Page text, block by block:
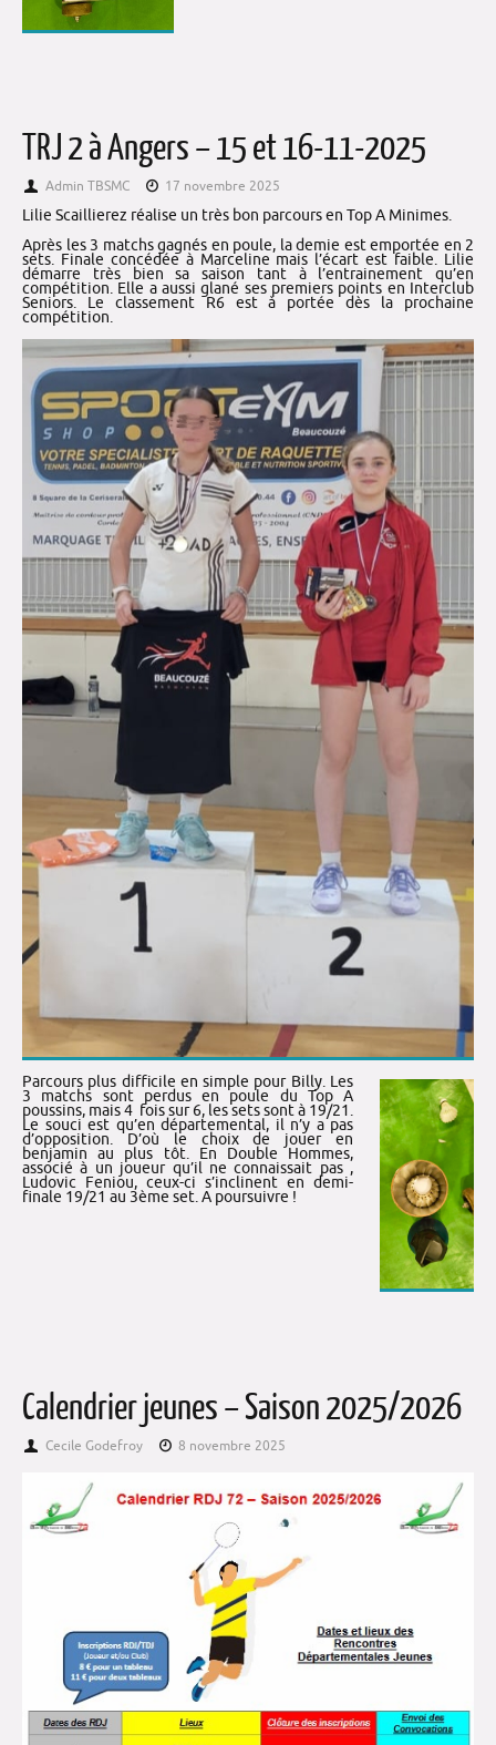
TRJ 2 à Angers – 15 et 16-11-2025
Admin TBSMC 17 novembre 2025
Lilie Scaillierez réalise un très bon parcours en Top A Minimes.
Après les 3 matchs gagnés en poule, la demie est emportée en 2
sets. Finale concédée à Marceline mais l’écart est faible. Lilie
démarre très bien sa saison tant à l’entrainement qu’en
compétition. Elle a aussi glané ses premiers points en Interclub
Seniors. Le classement R6 est à portée dès la prochaine
compétition.
Parcours plus difficile en simple pour Billy. Les
3 matchs sont perdus en poule du Top A
poussins, mais 4 fois sur 6, les sets sont à 19/21.
Le souci est qu’en départemental, il n’y a pas
d’opposition. D’où le choix de jouer en
benjamin au plus tôt. En Double Hommes,
associé à un joueur qu’il ne connaissait pas ,
Ludovic Feniou, ceux-ci s’inclinent en demi-
finale 19/21 au 3ème set. A poursuivre !
Calendrier jeunes – Saison 2025/2026
Cecile Godefroy 8 novembre 2025